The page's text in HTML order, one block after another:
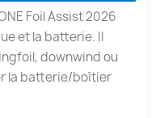
Foil Assist 2026
et la batterie. Il
downwind ou
la batterie/boîtier